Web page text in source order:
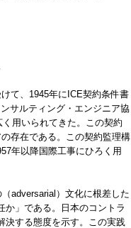
て、1945年にICE契約条件書
サルティング・エンジニア協
用いられてきた。この契約
存在である。この契約監理構
年以降国際工事にひろく用
adversarial）文化に根差した
か」である。日本のコントラ
決する態度を示す。この実践